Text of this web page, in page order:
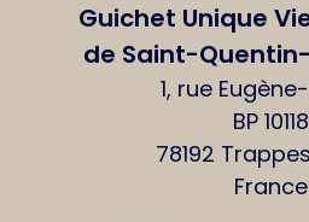
Guichet Unique
de Saint-
1, rue
BP 10118
78192
France